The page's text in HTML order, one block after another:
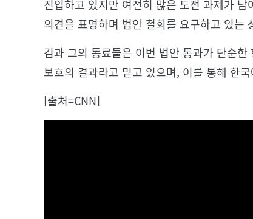
진입하고 있지만 여전히 많은 도전 과제가
의견을 표명하며 법안 철회를 요구하고 있는
김과 그의 동료들은 이번 법안 통과가 단순
보호의 결과라고 믿고 있으며, 이를 통해 한
[출처=CNN]